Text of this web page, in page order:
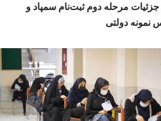
جزئیات مرحله دوم ثبت‌نام سمپاد و
نمونه دولتی